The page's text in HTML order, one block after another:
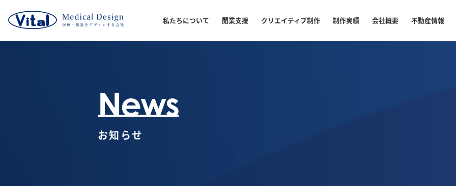
私たちについて 開業支援 クリエイティブ制作 制作実績 会社概要 不動産情報
News
お知らせ